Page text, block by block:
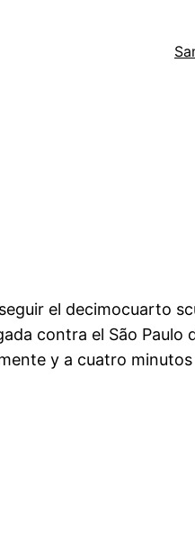
el decimocuarto
contra el São Paulo
y a cuatro